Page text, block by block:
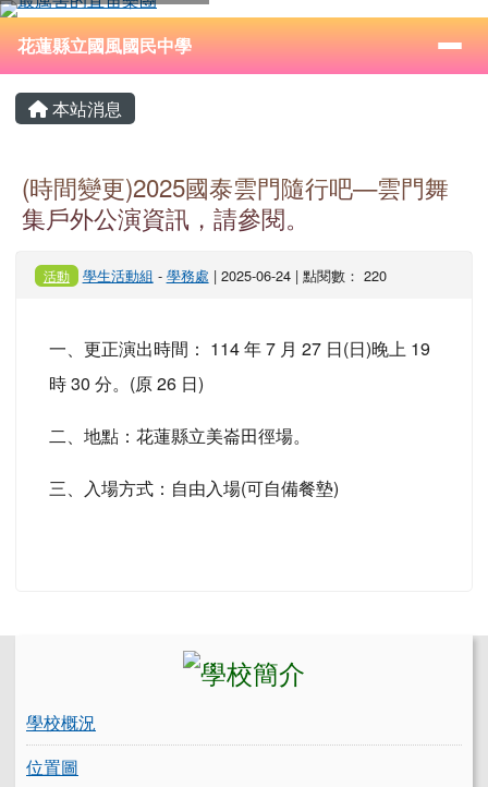
跳至主內容區
花蓮縣立國風國民中學
⏸
導覽列
花蓮縣立國風國民中學
主內容區域
本站消息
(時間變更)2025國泰雲門隨行吧—雲門舞
集戶外公演資訊，請參閱。
活動 學生活動組 - 學務處 | 2025-06-24 | 點閱數： 220
一、更正演出時間： 114 年 7 月 27 日(日)晚上 19
時 30 分。(原 26 日)
二、地點：花蓮縣立美崙田徑場。
三、入場方式：自由入場(可自備餐墊)
學校概況
位置圖
頁尾區域